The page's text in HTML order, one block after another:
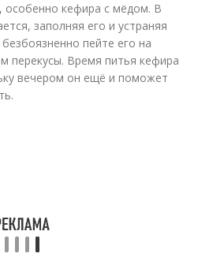
особенно кефира с мёдом. В
заполняя его и устраняя
пейте его на
перекусы. Время питья кефира
вечером он ещё и поможет